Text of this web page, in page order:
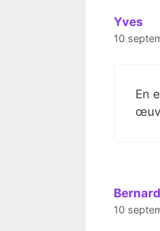
Yves
10
En
Bernard
10